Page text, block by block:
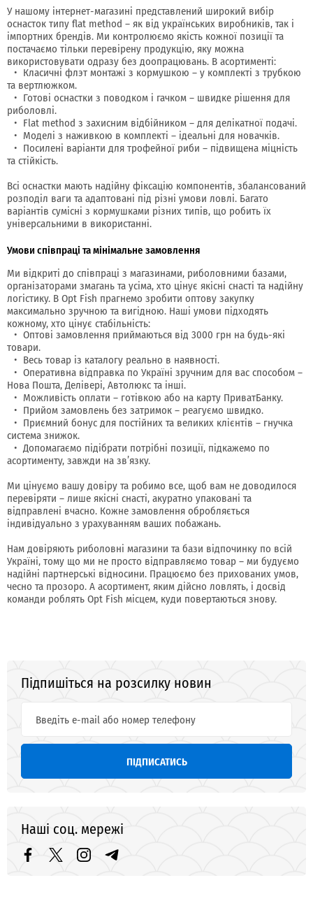
У нашому інтернет-магазині представлений широкий вибір
оснасток типу flat method – як від українських виробників, так і
імпортних брендів. Ми контролюємо якість кожної позиції та
постачаємо тільки перевірену продукцію, яку можна
використовувати одразу без доопрацювань. В асортименті:
Класичні флэт монтажі з кормушкою – у комплекті з трубкою
та вертлюжком.
Готові оснастки з поводком і гачком – швидке рішення для
риболовлі.
Flat method з захисним відбійником – для делікатної подачі.
Моделі з наживкою в комплекті – ідеальні для новачків.
Посилені варіанти для трофейної риби – підвищена міцність
та стійкість.
Всі оснастки мають надійну фіксацію компонентів, збалансований
розподіл ваги та адаптовані під різні умови ловлі. Багато
варіантів сумісні з кормушками різних типів, що робить їх
універсальними в використанні.
Умови співпраці та мінімальне замовлення
Ми відкриті до співпраці з магазинами, риболовними базами,
організаторами змагань та усіма, хто цінує якісні снасті та надійну
логістику. В Opt Fish прагнемо зробити оптову закупку
максимально зручною та вигідною. Наші умови підходять
кожному, хто цінує стабільність:
Оптові замовлення приймаються від 3000 грн на будь-які
товари.
Весь товар із каталогу реально в наявності.
Оперативна відправка по Україні зручним для вас способом –
Нова Пошта, Делівері, Автолюкс та інші.
Можливість оплати – готівкою або на карту ПриватБанку.
Прийом замовлень без затримок – реагуємо швидко.
Приємний бонус для постійних та великих клієнтів – гнучка
система знижок.
Допомагаємо підібрати потрібні позиції, підкажемо по
асортименту, завжди на зв’язку.
Ми цінуємо вашу довіру та робимо все, щоб вам не доводилося
перевіряти – лише якісні снасті, акуратно упаковані та
відправлені вчасно. Кожне замовлення обробляється
індивідуально з урахуванням ваших побажань.
Нам довіряють риболовні магазини та бази відпочинку по всій
Україні, тому що ми не просто відправляємо товар – ми будуємо
надійні партнерські відносини. Працюємо без прихованих умов,
чесно та прозоро. А асортимент, яким дійсно ловлять, і досвід
команди роблять Opt Fish місцем, куди повертаються знову.
Підпишіться на розсилку новин
ПІДПИСАТИСЬ
Наші соц. мережі